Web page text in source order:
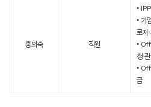
홍의숙 직원
•
• 기
로자
•
청 관
•
급